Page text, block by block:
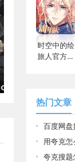
时空中的绘
旅人官方正
热门文章